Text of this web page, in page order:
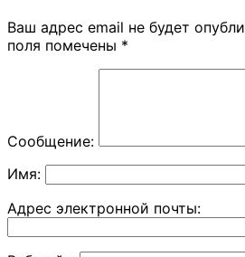
Ваш адрес email не будет
поля помечены *
Сообщение:
Имя:
Адрес электронной почты: